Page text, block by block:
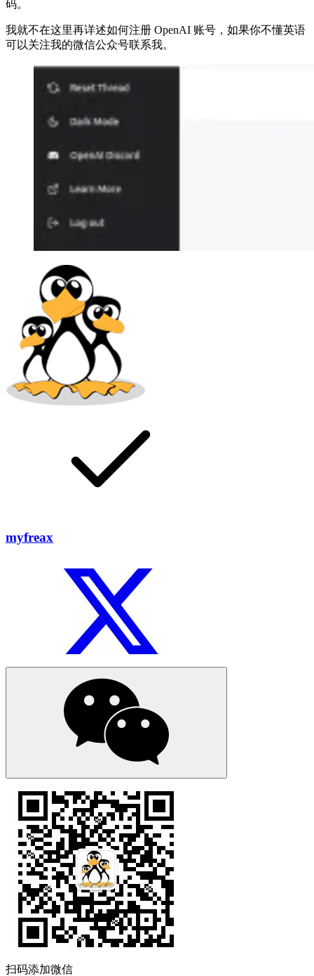
码。
我就不在这里再详述如何注册 OpenAI 账号，如果你不懂英语
可以关注我的微信公众号联系我。
myfreax
扫码添加微信